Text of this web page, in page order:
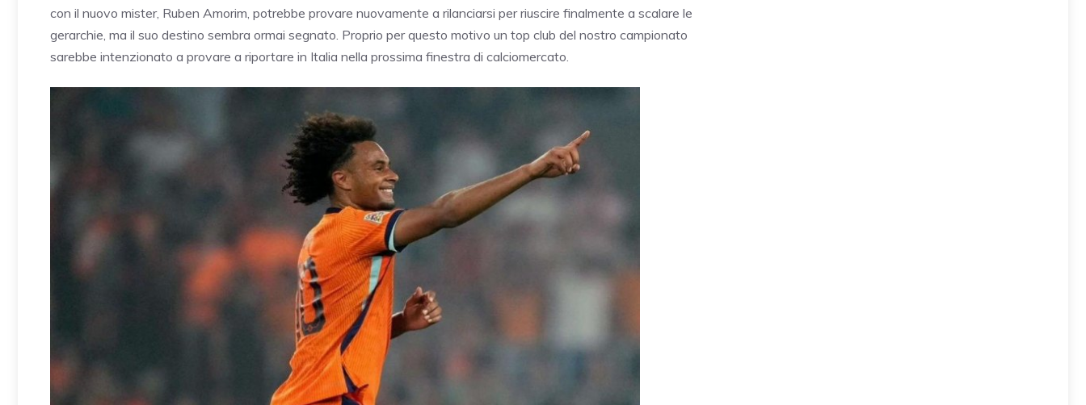
con il nuovo mister, Ruben Amorim, potrebbe provare nuovamente a rilanciarsi per riuscire finalmente a scalare le
gerarchie, ma il suo destino sembra ormai segnato. Proprio per questo motivo un top club del nostro campionato
sarebbe intenzionato a provare a riportare in Italia nella prossima finestra di calciomercato.